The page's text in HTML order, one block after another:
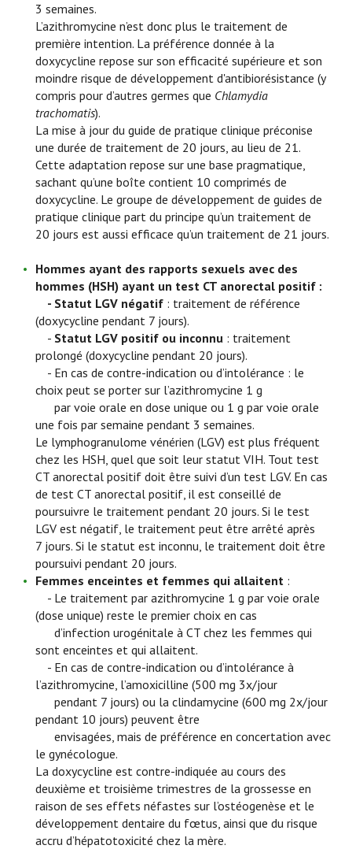
3 semaines.
L’azithromycine n’est donc plus le traitement de
première intention. La préférence donnée à la
doxycycline repose sur son efficacité supérieure et son
moindre risque de développement d'antibiorésistance (y
compris pour d’autres germes que Chlamydia
trachomatis).
La mise à jour du guide de pratique clinique préconise
une durée de traitement de 20 jours, au lieu de 21.
Cette adaptation repose sur une base pragmatique,
sachant qu’une boîte contient 10 comprimés de
doxycycline. Le groupe de développement de guides de
pratique clinique part du principe qu’un traitement de
20 jours est aussi efficace qu’un traitement de 21 jours.
Hommes ayant des rapports sexuels avec des
hommes (HSH) ayant un test CT anorectal positif :
- Statut LGV négatif : traitement de référence
(doxycycline pendant 7 jours).
- Statut LGV positif ou inconnu : traitement
prolongé (doxycycline pendant 20 jours).
- En cas de contre-indication ou d’intolérance : le
choix peut se porter sur l’azithromycine 1 g
par voie orale en dose unique ou 1 g par voie orale
une fois par semaine pendant 3 semaines.
Le lymphogranulome vénérien (LGV) est plus fréquent
chez les HSH, quel que soit leur statut VIH. Tout test
CT anorectal positif doit être suivi d’un test LGV. En cas
de test CT anorectal positif, il est conseillé de
poursuivre le traitement pendant 20 jours. Si le test
LGV est négatif, le traitement peut être arrêté après
7 jours. Si le statut est inconnu, le traitement doit être
poursuivi pendant 20 jours.
Femmes enceintes et femmes qui allaitent :
- Le traitement par azithromycine 1 g par voie orale
(dose unique) reste le premier choix en cas
d’infection urogénitale à CT chez les femmes qui
sont enceintes et qui allaitent.
- En cas de contre-indication ou d’intolérance à
l’azithromycine, l’amoxicilline (500 mg 3x/jour
pendant 7 jours) ou la clindamycine (600 mg 2x/jour
pendant 10 jours) peuvent être
envisagées, mais de préférence en concertation avec
le gynécologue.
La doxycycline est contre-indiquée au cours des
deuxième et troisième trimestres de la grossesse en
raison de ses effets néfastes sur l’ostéogenèse et le
développement dentaire du fœtus, ainsi que du risque
accru d’hépatotoxicité chez la mère.